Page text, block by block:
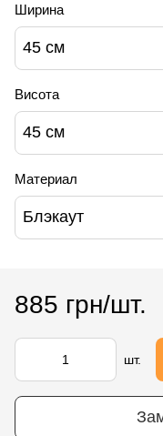
Ширина
45 см
Висота
45 см
Материал
Блэкаут
885 грн/шт.
шт.